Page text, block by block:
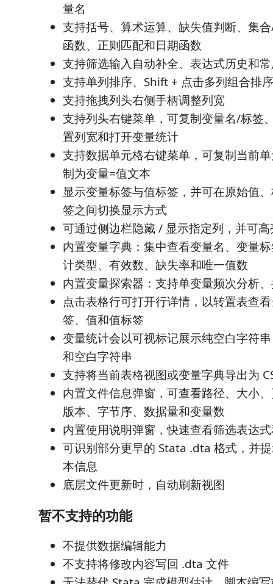
量名
支持括号、算术运算、缺失值判断、集
函数、正则匹配和日期函数
支持筛选输入自动补全、表达式历史和
支持单列排序、Shift + 点击多列组合排序
支持拖拽列头右侧手柄调整列宽
支持列头右键菜单，可复制变量名/标签
置列宽和打开变量统计
支持数据单元格右键菜单，可复制当前
制为变量=值文本
显示变量标签与值标签，并可在原始值
签之间切换显示方式
可通过侧边栏隐藏 / 显示指定列，并可
内置变量字典：集中查看变量名、变量
计类型、有效数、缺失率和唯一值数
内置变量探索器：支持单变量频次分析
点击表格行可打开行详情，以转置表查
签、值和值标签
变量统计会以可视标记展示纯空白字符
和空白字符串
支持将当前表格视图或变量字典导出为
内置文件信息弹窗，可查看路径、大小
版本、字节序、数据量和变量数
内置使用说明弹窗，快速查看筛选表达
可识别部分更早的 Stata .dta 格式，并
本信息
底层文件更新时，自动刷新视图
暂不支持的功能
不提供数据编辑能力
不支持将修改内容写回 .dta 文件